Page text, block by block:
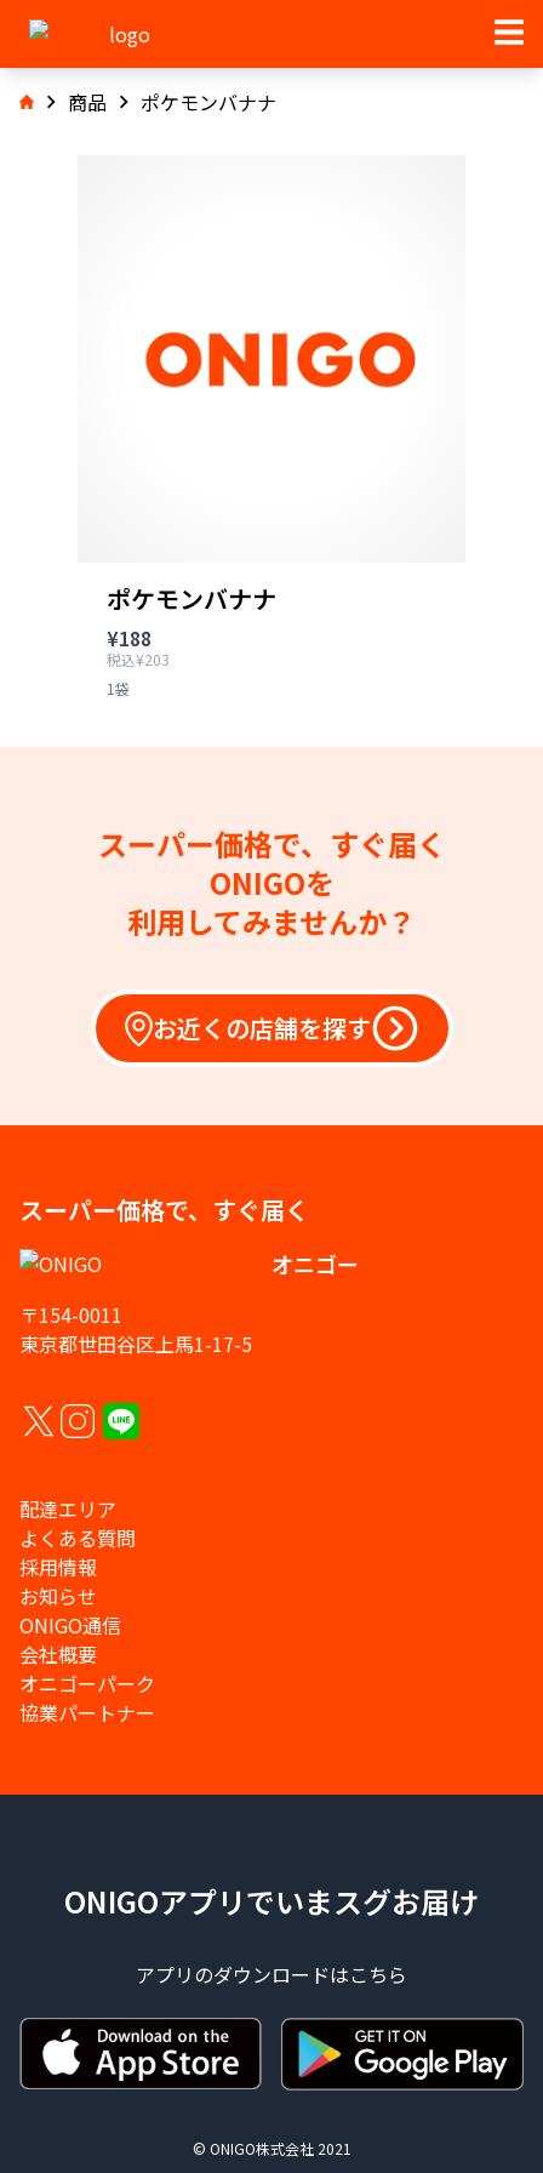
商品 ポケモンバナナ
ポケモンバナナ
¥188
税込¥203
1袋
スーパー価格で、すぐ届く
ONIGOを
利用してみませんか？
お近くの店舗を探す
スーパー価格で、すぐ届く
オニゴー
〒154-0011
東京都世田谷区上馬1-17-5
配達エリア
よくある質問
採用情報
お知らせ
ONIGO通信
会社概要
オニゴーパーク
協業パートナー
ONIGOアプリでいまスグお届け
アプリのダウンロードはこちら
© ONIGO株式会社 2021